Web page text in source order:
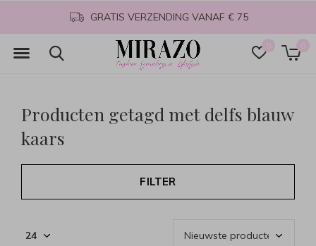
0 0
GRATIS VERZENDING VANAF € 75
Producten getagd met delfs blauw
kaars
FILTER